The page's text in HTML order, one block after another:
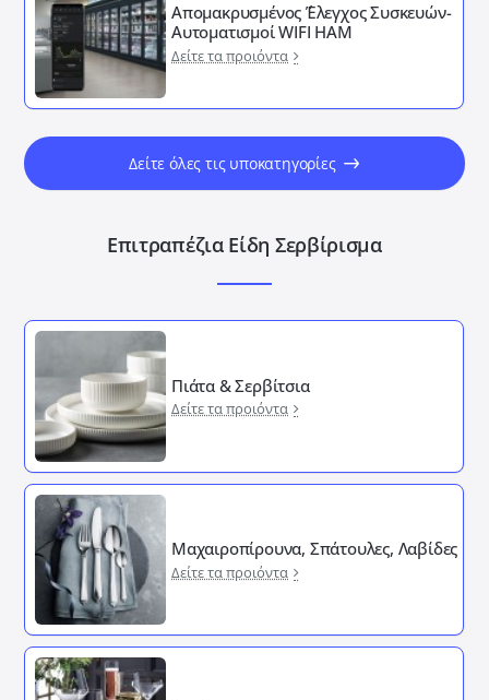
Απομακρυσμένος ΄Έλεγχος Συσκευών-
Αυτοματισμοί WIFI HAM
Δείτε τα προιόντα
Δείτε όλες τις υποκατηγορίες
Επιτραπέζια Είδη Σερβίρισμα
Πιάτα & Σερβίτσια
Δείτε τα προιόντα
Μαχαιροπίρουνα, Σπάτουλες, Λαβίδες
Δείτε τα προιόντα